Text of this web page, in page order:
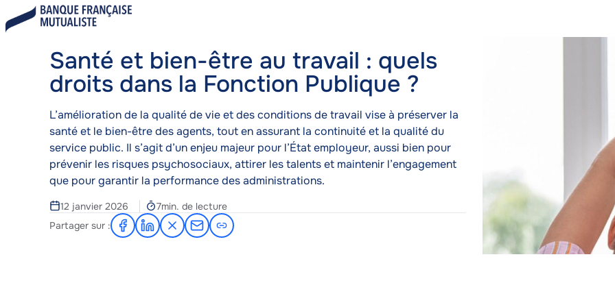
au
Blog Santé et bien-être au travail : quels droits dans la Fonction Publique ?
Santé et bien-être au travail : quels
droits dans la Fonction Publique ?
Corps
L’amélioration de la qualité de vie et des conditions de travail vise à préserver la
santé et le bien-être des agents, tout en assurant la continuité et la qualité du
service public. Il s’agit d’un enjeu majeur pour l’État employeur, aussi bien pour
prévenir les risques psychosociaux, attirer les talents et maintenir l’engagement
que pour garantir la performance des administrations.
12 janvier 2026
Temps
de
lecture
7min. de lecture
Partager sur :
Partager
sur
Partager
sur
Partager
sur
Partager
par